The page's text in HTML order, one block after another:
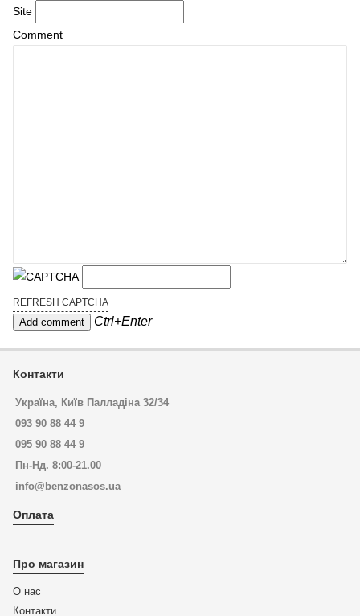
Site
Comment
REFRESH CAPTCHA
Ctrl+Enter
Контакти
Україна, Київ Палладіна 32/34
093 90 88 44 9
095 90 88 44 9
Пн-Нд. 8:00-21.00
info@benzonasos.ua
Оплата
Про магазин
О нас
Контакти